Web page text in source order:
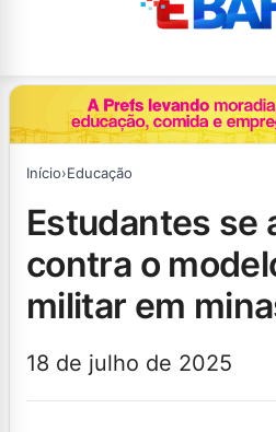
Início›Educação
estudantes se articulam
contra o
militar em
18 de julho de 2025